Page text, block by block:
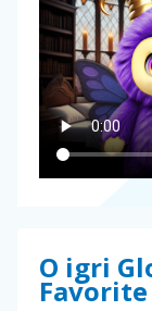
O igri